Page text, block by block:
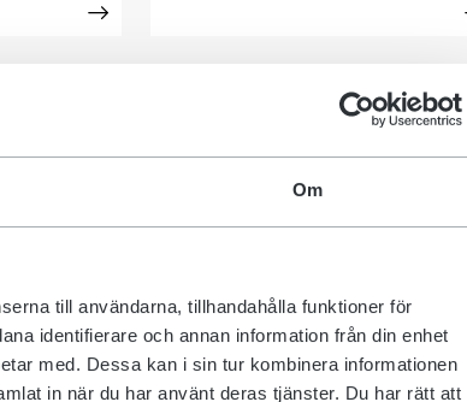
Om
till användarna, tillhandahålla funktioner för
identifierare och annan information från din enhet
med. Dessa kan i sin tur kombinera informationen
in när du har använt deras tjänster. Du har rätt att